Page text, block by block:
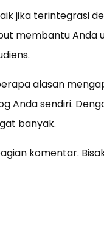
jika terintegrasi
membantu Anda
alasan
Anda sendiri.
banyak.
komentar.